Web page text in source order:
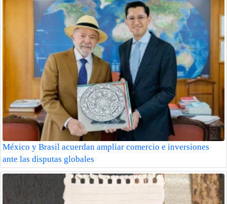
México y Brasil acuerdan ampliar comercio e inversiones
ante las disputas globales